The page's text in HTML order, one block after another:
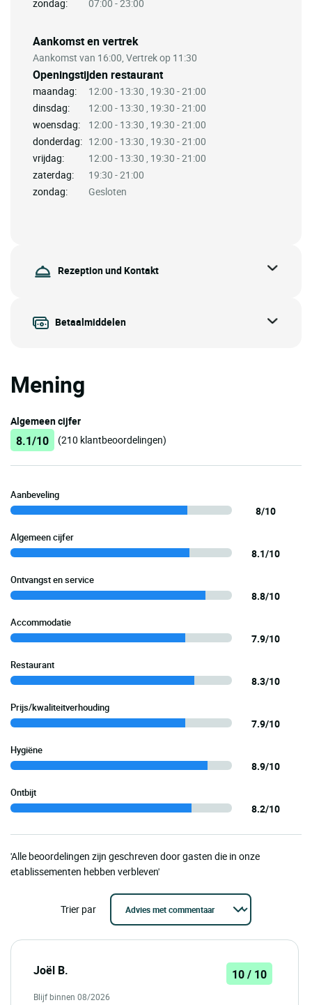
zondag: 07:00 - 23:00
Aankomst en vertrek
Aankomst van 16:00, Vertrek op 11:30
Openingstijden restaurant
maandag:
12:00 - 13:30 , 19:30 - 21:00
dinsdag:
12:00 - 13:30 , 19:30 - 21:00
woensdag:
12:00 - 13:30 , 19:30 - 21:00
donderdag: 12:00 - 13:30 , 19:30 - 21:00
vrijdag:
12:00 - 13:30 , 19:30 - 21:00
zaterdag:
19:30 - 21:00
zondag:
Gesloten
Rezeption und Kontakt
Betaalmiddelen
Mening
Algemeen cijfer
8.1/10 (210 klantbeoordelingen)
Aanbeveling
8/10
Algemeen cijfer
8.1/10
Ontvangst en service
8.8/10
Accommodatie
7.9/10
Restaurant
8.3/10
Prijs/kwaliteitverhouding
7.9/10
Hygiëne
8.9/10
Ontbijt
8.2/10
'Alle beoordelingen zijn geschreven door gasten die in onze
etablissementen hebben verbleven'
Trier par
Joël B. 10 / 10
Blijf binnen 08/2026